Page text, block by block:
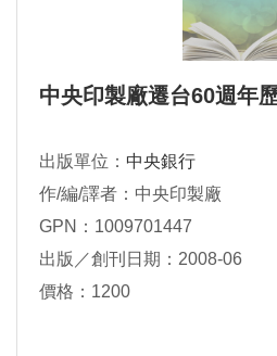
中央印製廠遷台60週年
出版單位： 中央銀行
作/編/譯者：中央印製廠
GPN：1009701447
出版／創刊日期：2008-06
價格：1200